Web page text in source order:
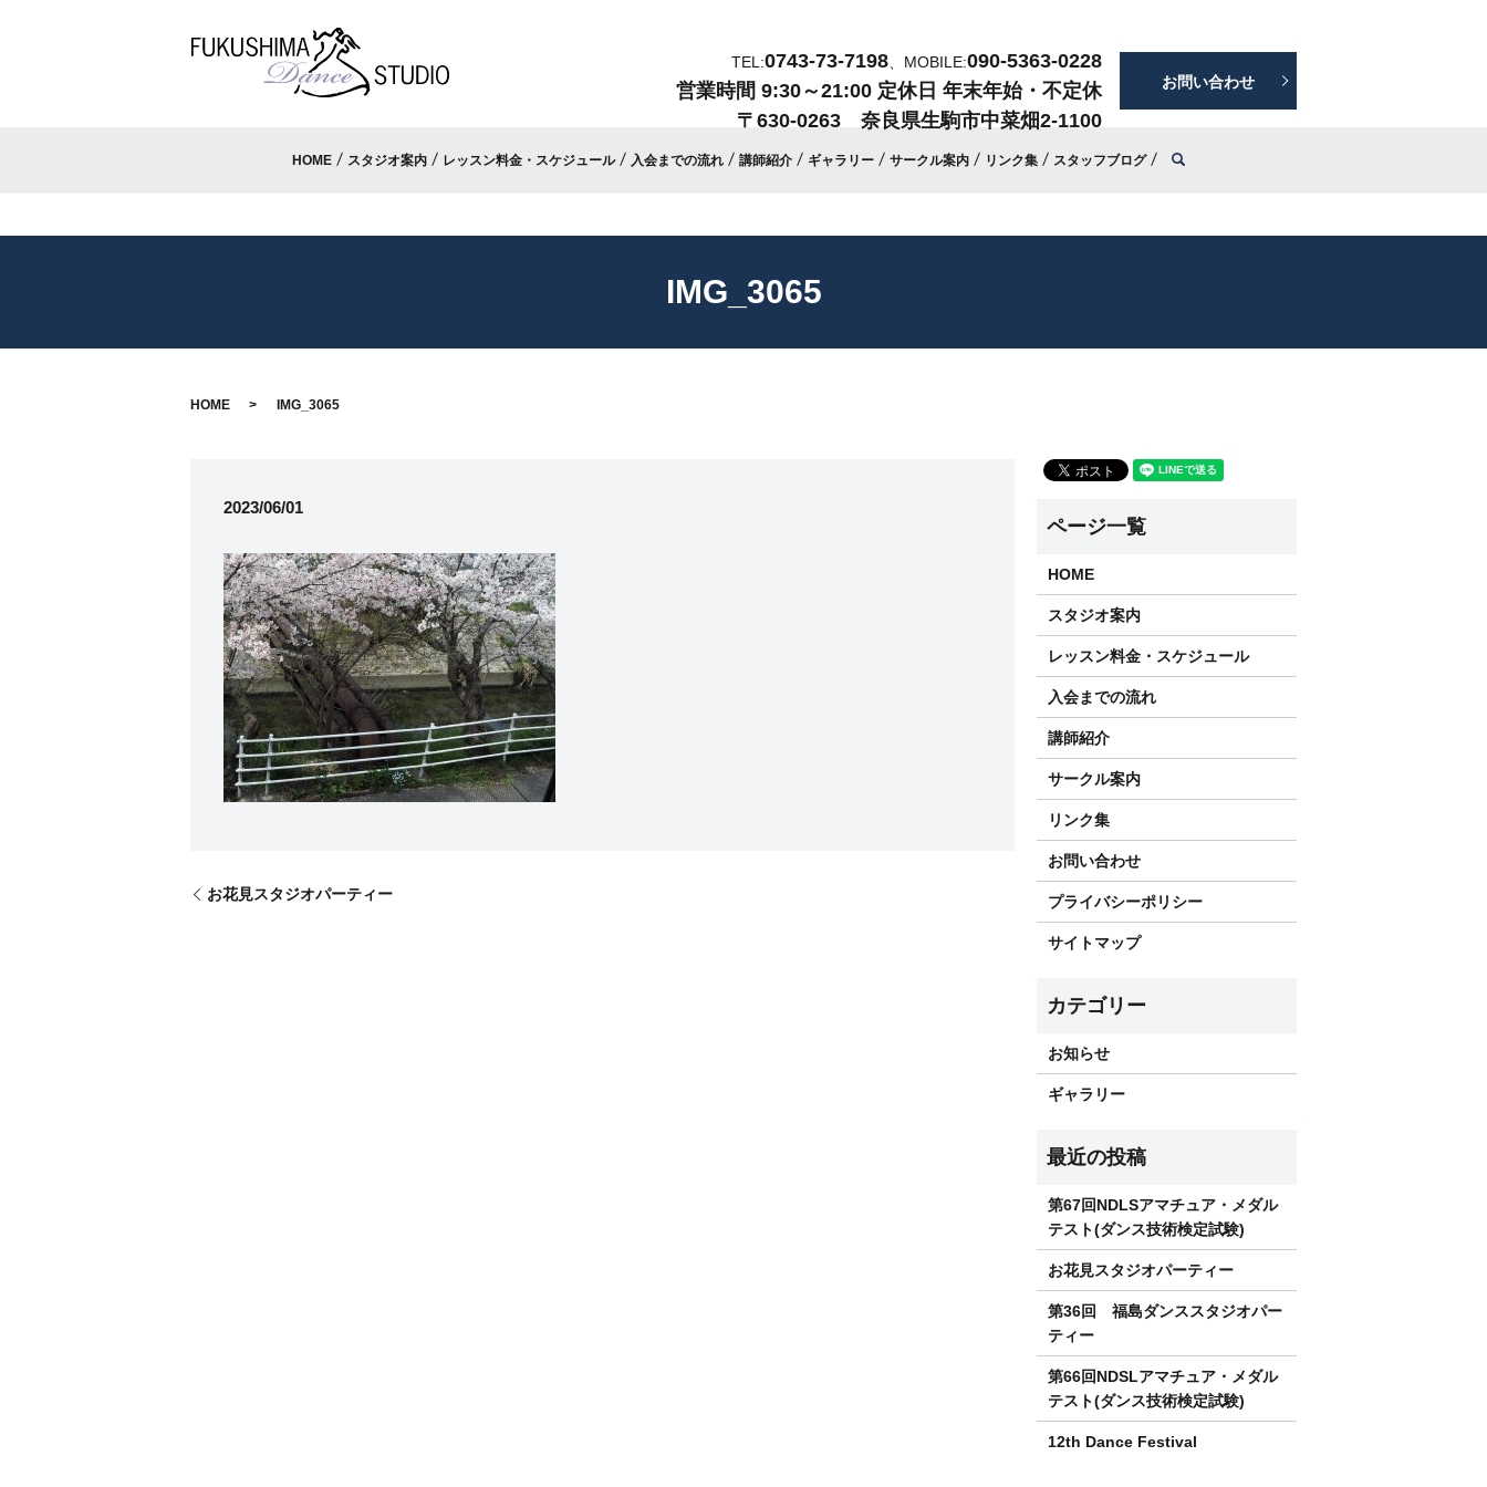
TEL:0743-73-7198 、MOBILE:090-5363-0228
営業時間 9:30～21:00 定休日 年末年始・不定休
〒630-0263 奈良県生駒市中菜畑2-1100
お問い合わせ
HOME スタジオ案内 レッスン料金・スケジュール 入会までの流れ 講師紹介 ギャラリー サークル案内 リンク集 スタッフブログ
IMG_3065
HOME IMG_3065
2023/06/01
お花見スタジオパーティー
HOME
スタジオ案内
レッスン料金・スケジュール
入会までの流れ
講師紹介
サークル案内
リンク集
お問い合わせ
プライバシーポリシー
サイトマップ
お知らせ
ギャラリー
第67回NDLSアマチュア・メダル
テスト(ダンス技術検定試験)
お花見スタジオパーティー
第36回 福島ダンススタジオパー
ティー
第66回NDSLアマチュア・メダル
テスト(ダンス技術検定試験)
12th Dance Festival